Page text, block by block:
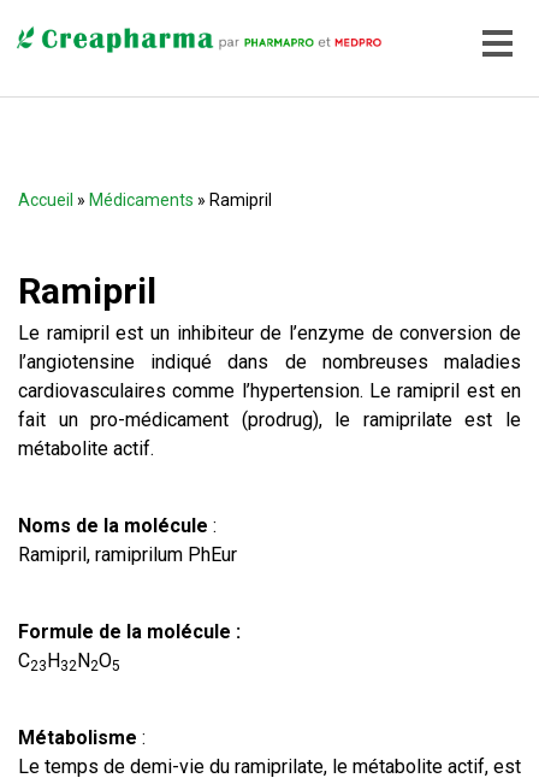
Accueil » Médicaments » Ramipril
Ramipril
Le ramipril est un inhibiteur de l’enzyme de conversion de
l’angiotensine indiqué dans de nombreuses maladies
cardiovasculaires comme l’hypertension. Le ramipril est en
fait un pro-médicament (prodrug), le ramiprilate est le
métabolite actif.
Noms de la molécule :
Ramipril, ramiprilum PhEur
Formule de la molécule :
C23H32N2O5
Métabolisme :
Le temps de demi-vie du ramiprilate, le métabolite actif, est